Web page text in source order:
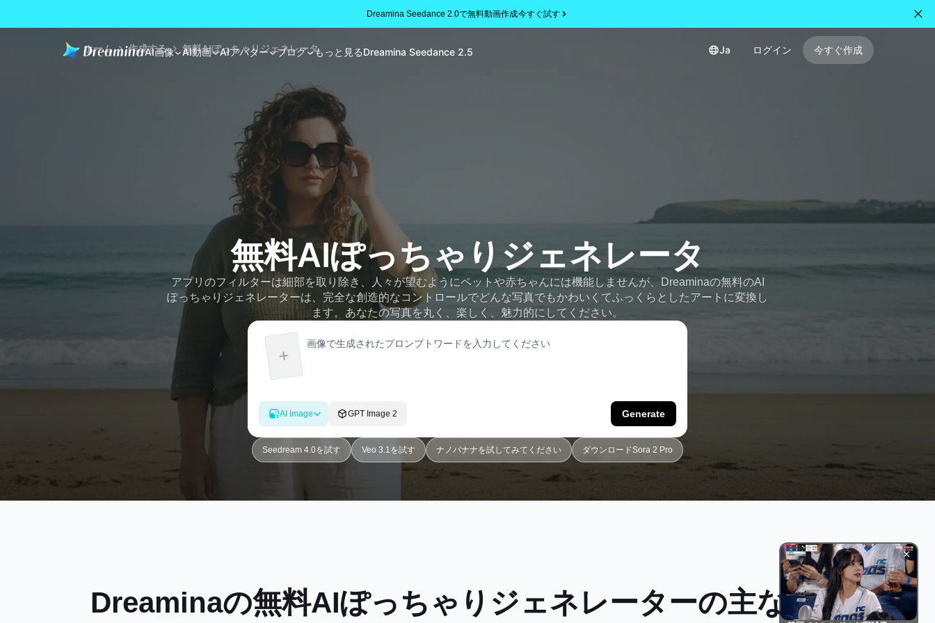
Dreamina Seedance 2.0で無料動画作成今すぐ試す
AI画像 AI動画 AIアバター ブログ もっと見るDreamina Seedance 2.5 Ja ログイン 今すぐ作成
ホーム 作成する 無料AIぽっちゃりジェネレータ
無料AIぽっちゃりジェネレータ
アプリのフィルターは細部を取り除き、人々が望むようにペットや赤ちゃんには機能しませんが、Dreaminaの無料のAI
ぽっちゃりジェネレーターは、完全な創造的なコントロールでどんな写真でもかわいくてふっくらとしたアートに変換し
ます。あなたの写真を丸く、楽しく、魅力的にしてください。
AI Image GPT Image 2 Generate
Seedream 4.0を試す Veo 3.1を試す ナノバナナを試してみてください ダウンロードSora 2 Pro
Dreaminaの無料AIぽっちゃりジェネレーターの主な特徴